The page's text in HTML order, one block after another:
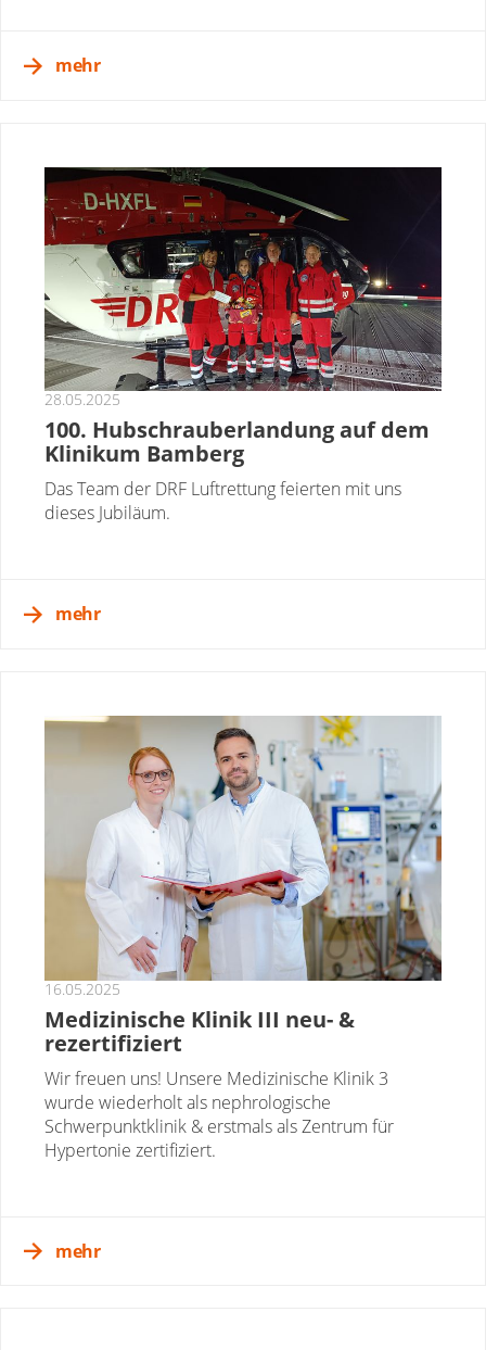
mehr
28.05.2025
100. Hubschrauberlandung auf dem
Klinikum Bamberg
Das Team der DRF Luftrettung feierten mit uns
dieses Jubiläum.
mehr
16.05.2025
Medizinische Klinik III neu- &
rezertifiziert
Wir freuen uns! Unsere Medizinische Klinik 3
wurde wiederholt als nephrologische
Schwerpunktklinik & erstmals als Zentrum für
Hypertonie zertifiziert.
mehr